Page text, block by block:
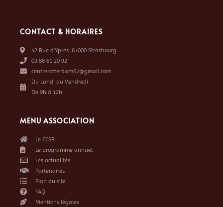
CONTACT & HORAIRES
42 Rue d’Ypres, 67000 Strasbourg
03 88 61 20 92
centrerotterdam67@gmail.com
Du Lundi au Vendredi
De 9h à 12h
MENU ASSOCIATION
Le CCSR
Le programme annuel
Les actualités
Partenaires
Plan du site
FAQ
Mentions légales